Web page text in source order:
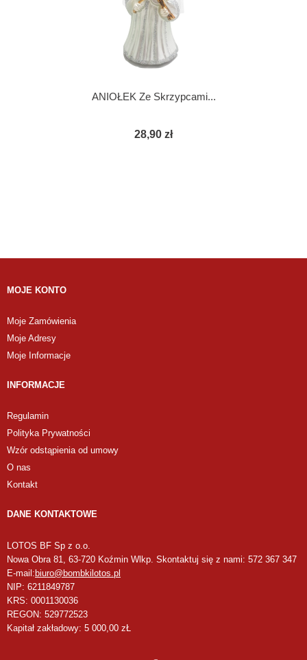
ANIOŁEK Ze Skrzypcami...
28,90 zł
MOJE KONTO
Moje Zamówienia
Moje Adresy
Moje Informacje
INFORMACJE
Regulamin
Polityka Prywatności
Wzór odstąpienia od umowy
O nas
Kontakt
DANE KONTAKTOWE
LOTOS BF Sp z o.o.
Nowa Obra 81, 63-720 Koźmin Wlkp. Skontaktuj się z nami: 572 367 347
E-mail:biuro@bombkilotos.pl
NIP: 6211849787
KRS: 0001130036
REGON: 529772523
Kapitał zakładowy: 5 000,00 zŁ